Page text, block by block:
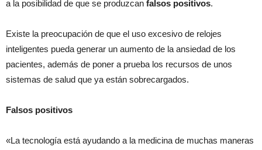
a la posibilidad de que se produzcan falsos positivos.
Existe la preocupación de que el uso excesivo de relojes
inteligentes pueda generar un aumento de la ansiedad de los
pacientes, además de poner a prueba los recursos de unos
sistemas de salud que ya están sobrecargados.
Falsos positivos
«La tecnología está ayudando a la medicina de muchas maneras